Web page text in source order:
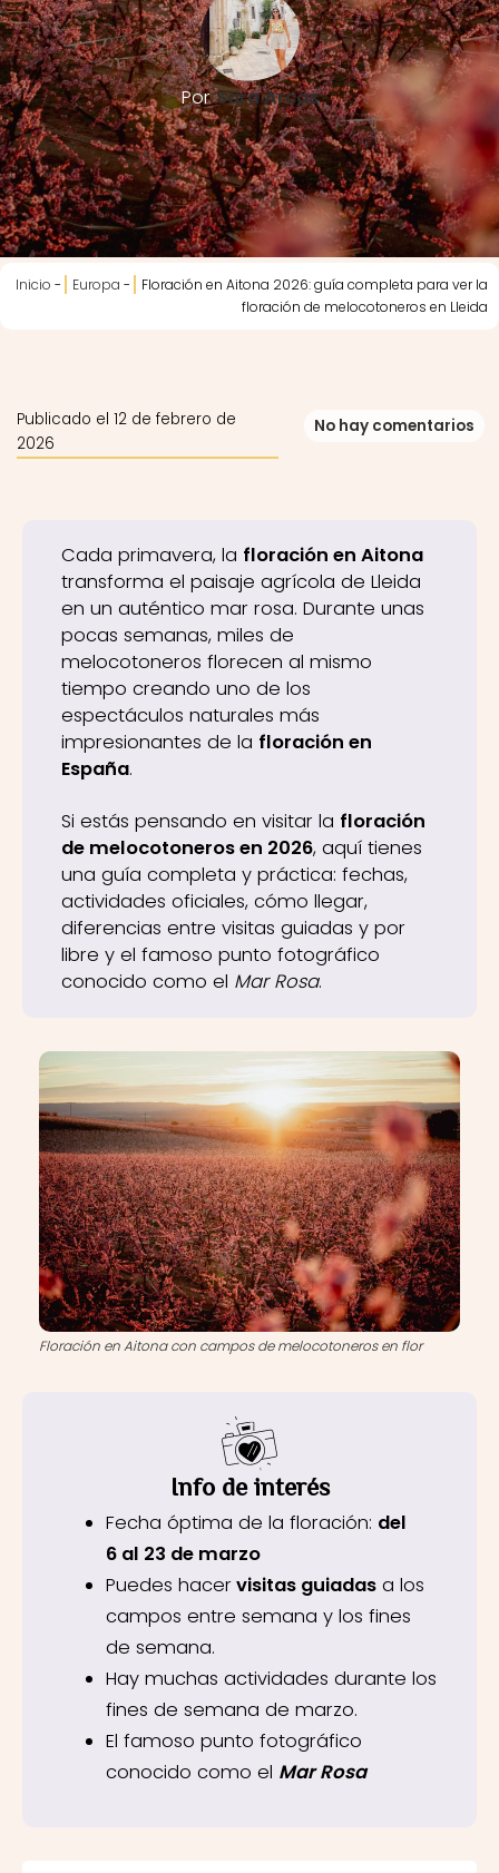
PorSara Arcas
Inicio - Europa -
Floración en Aitona 2026: guía completa para ver la
floración de melocotoneros en Lleida
No hay comentarios
Publicado el 12 de febrero de
2026
Cada primavera, la floración en Aitona
transforma el paisaje agrícola de Lleida
en un auténtico mar rosa. Durante unas
pocas semanas, miles de
melocotoneros florecen al mismo
tiempo creando uno de los
espectáculos naturales más
impresionantes de la floración en
España.
Si estás pensando en visitar la floración
de melocotoneros en 2026, aquí tienes
una guía completa y práctica: fechas,
actividades oficiales, cómo llegar,
diferencias entre visitas guiadas y por
libre y el famoso punto fotográfico
conocido como el Mar Rosa.
Floración en Aitona con campos de melocotoneros en flor
Info de interés
Fecha óptima de la floración: del
6 al 23 de marzo
Puedes hacer visitas guiadas a los
campos entre semana y los fines
de semana.
Hay muchas actividades durante los
fines de semana de marzo.
El famoso punto fotográfico
conocido como el Mar Rosa